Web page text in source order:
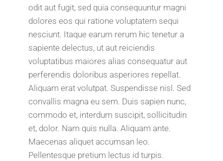
odit aut fugit, sed quia consequuntur magni
dolores eos qui ratione voluptatem sequi
nesciunt. Itaque earum rerum hic tenetur a
sapiente delectus, ut aut reiciendis
voluptatibus maiores alias consequatur aut
perferendis doloribus asperiores repellat.
Aliquam erat volutpat. Suspendisse nisl. Sed
convallis magna eu sem. Duis sapien nunc,
commodo et, interdum suscipit, sollicitudin
et, dolor. Nam quis nulla. Aliquam ante.
Maecenas aliquet accumsan leo.
Pellentesque pretium lectus id turpis.